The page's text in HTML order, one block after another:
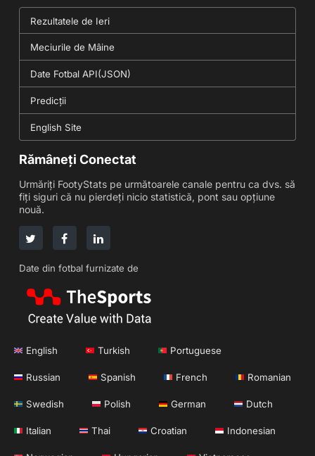
Rezultatele de Ieri
Meciurile de Mâine
Date Fotbal API(JSON)
Predicții
English Site
Rămâneți Conectat
Urmăriți FootyStats pe următoarele canale pentru ca dvs. să
fiți siguri că nu pierdeți nicio statistică, pont sau opțiune
nouă.
Date din fotbal furnizate de
English Turkish Portuguese
Russian Spanish French Romanian
Swedish Polish German Dutch
Italian Thai Croatian Indonesian